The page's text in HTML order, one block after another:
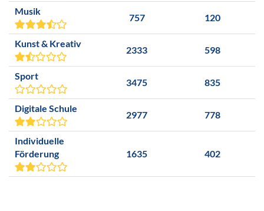
Musik
757 120
Kunst & Kreativ
2333 598
Sport
3475 835
Digitale Schule
2977 778
Individuelle
Förderung
1635 402